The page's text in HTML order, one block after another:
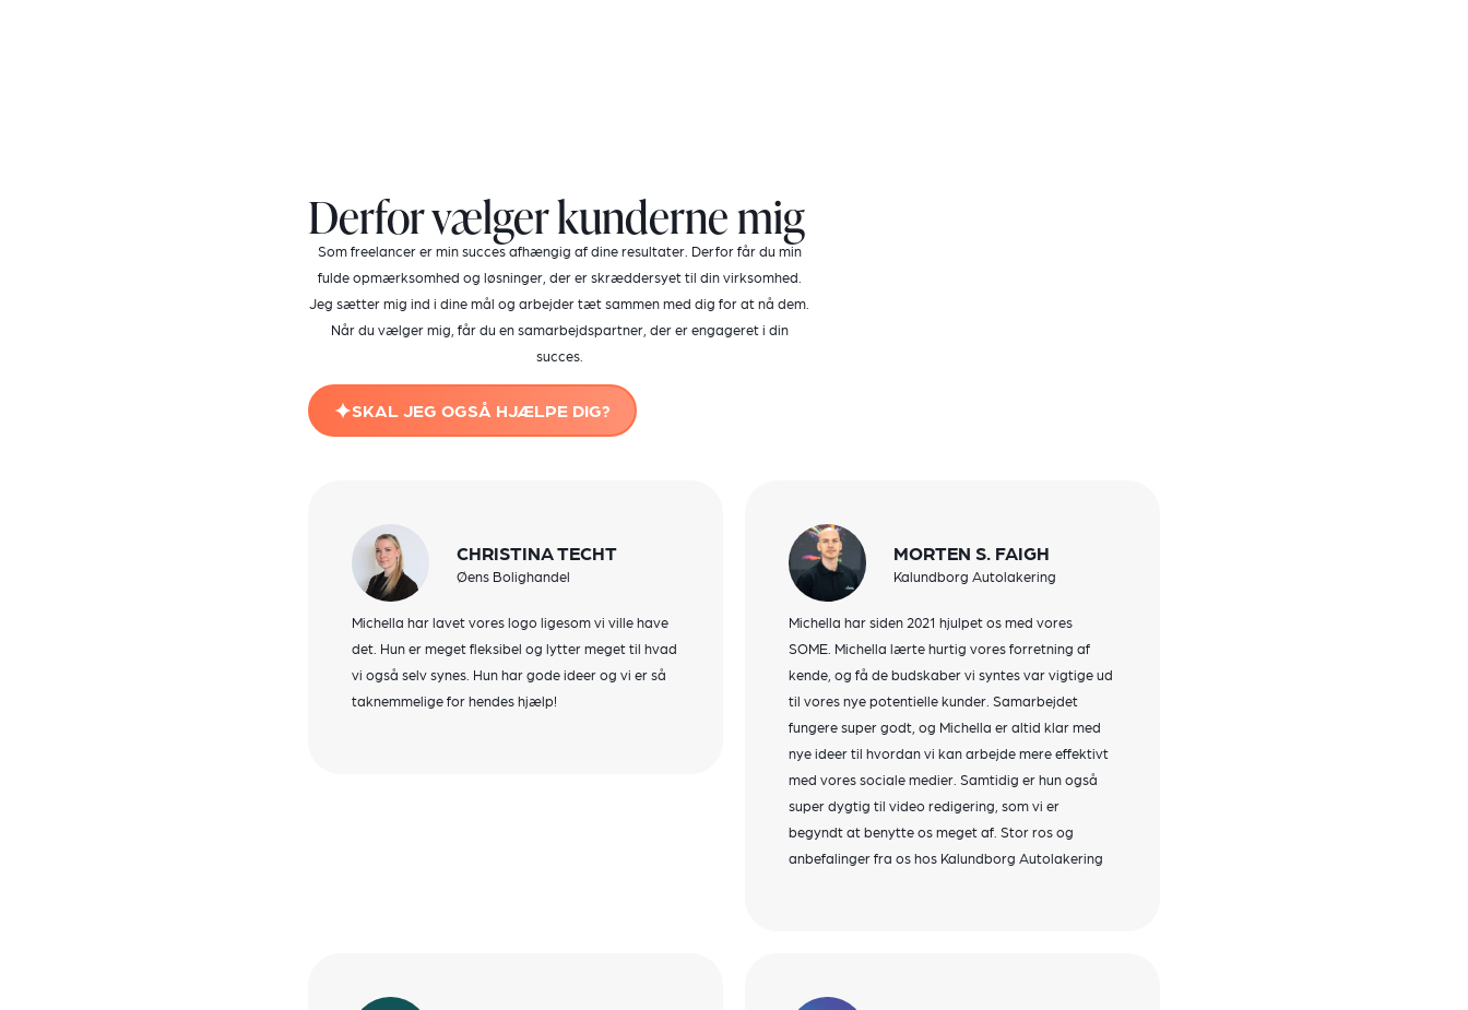
Derfor vælger kunderne mig
Som freelancer er min succes afhængig af dine resultater. Derfor får du min
fulde opmærksomhed og løsninger, der er skræddersyet til din virksomhed.
Jeg sætter mig ind i dine mål og arbejder tæt sammen med dig for at nå dem.
Når du vælger mig, får du en samarbejdspartner, der er engageret i din
succes.
SKAL JEG OGSÅ HJÆLPE DIG?
CHRISTINA TECHT
Øens Bolighandel
Michella har lavet vores logo ligesom vi ville have
det. Hun er meget fleksibel og lytter meget til hvad
vi også selv synes. Hun har gode ideer og vi er så
taknemmelige for hendes hjælp!
MORTEN S. FAIGH
Kalundborg Autolakering
Michella har siden 2021 hjulpet os med vores
SOME. Michella lærte hurtig vores forretning af
kende, og få de budskaber vi syntes var vigtige ud
til vores nye potentielle kunder. Samarbejdet
fungere super godt, og Michella er altid klar med
nye ideer til hvordan vi kan arbejde mere effektivt
med vores sociale medier. Samtidig er hun også
super dygtig til video redigering, som vi er
begyndt at benytte os meget af. Stor ros og
anbefalinger fra os hos Kalundborg Autolakering